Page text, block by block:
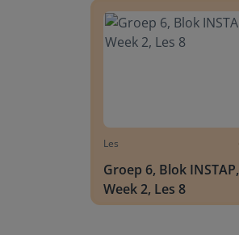
Les
Groep 6, Blok INSTAP,
Week 2, Les 8